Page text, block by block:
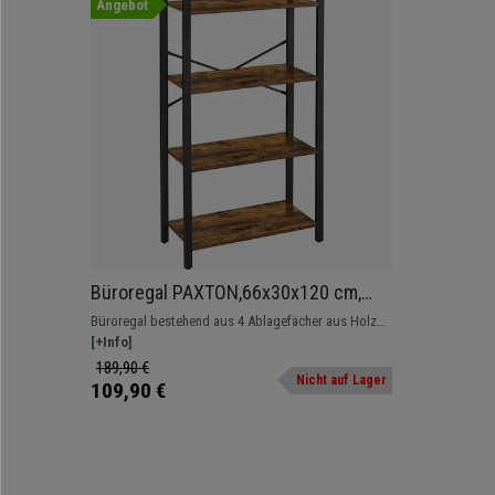
Angebot
Büroregal PAXTON,66x30x120 cm,
Industriestil, Metall und Buche
Büroregal bestehend aus 4 Ablagefächer aus Holz
mit schwarzer Stahltruktur. Passt dank seines
minimalistischen Designs in alle Einrichtungsstile.
[+Info]
189,90 €
109,90 € Nicht auf Lager